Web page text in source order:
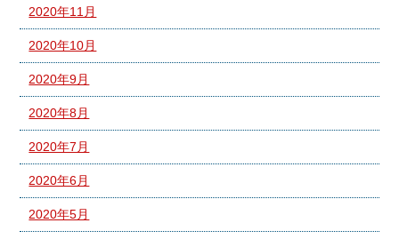
2020年11月
2020年10月
2020年9月
2020年8月
2020年7月
2020年6月
2020年5月